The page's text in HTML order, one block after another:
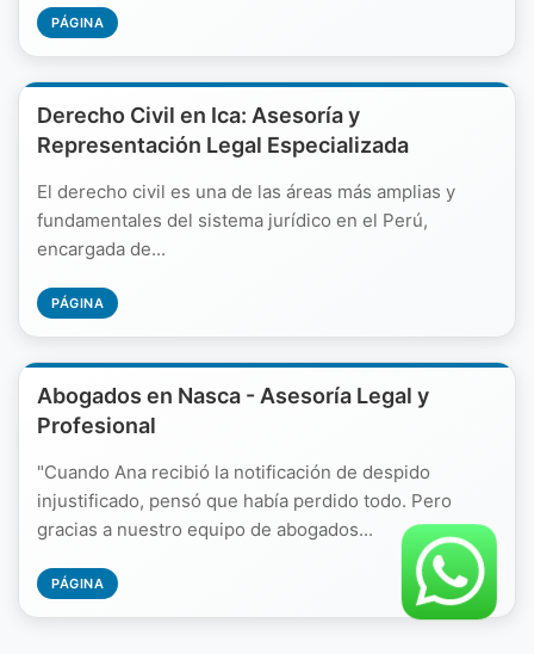
PÁGINA
Derecho Civil en Ica: Asesoría y
Representación Legal Especializada
El derecho civil es una de las áreas más amplias y
fundamentales del sistema jurídico en el Perú,
encargada de...
PÁGINA
Abogados en Nasca - Asesoría Legal y
Profesional
"Cuando Ana recibió la notificación de despido
injustificado, pensó que había perdido todo. Pero
gracias a nuestro equipo de abogados...
PÁGINA